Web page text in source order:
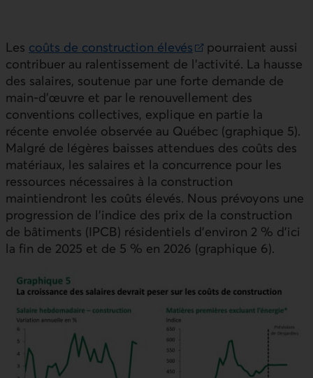
Les coûts de construction élevés
Lien externe au site.
pourraient aussi
contribuer au ralentissement de l’activité. La hausse
des salaires, soutenue par une forte demande de
main-d’œuvre et par le renouvellement des
conventions collectives, explique en partie la
récente envolée observée au Québec (graphique 5).
Malgré de légères baisses attendues des coûts des
matériaux, les salaires et la concurrence pour les
ressources nécessaires à la construction
maintiendront les coûts élevés. Nous prévoyons une
progression de l’indice des prix de la construction
de bâtiments (IPCB) résidentiels d’environ 2 % d’ici
la fin de 2025 et de 5 % en 2026 (graphique 6).